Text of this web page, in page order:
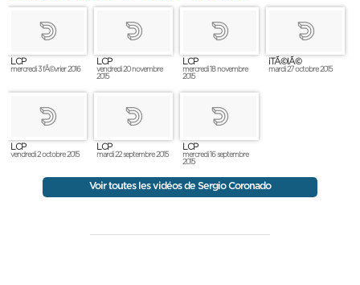
LCP
mercredi 3 fÃ©vrier 2016
LCP
vendredi 20 novembre
2015
LCP
mercredi 18 novembre
2015
iTÃ©lÃ©
mardi 27 octobre 2015
LCP
vendredi 2 octobre 2015
LCP
mardi 22 septembre 2015
LCP
mercredi 16 septembre
2015
Voir toutes les vidéos de Sergio Coronado